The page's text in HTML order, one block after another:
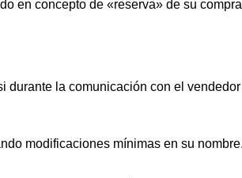
en concepto de «reserva» de su
la comunicación con el
modificaciones mínimas en su